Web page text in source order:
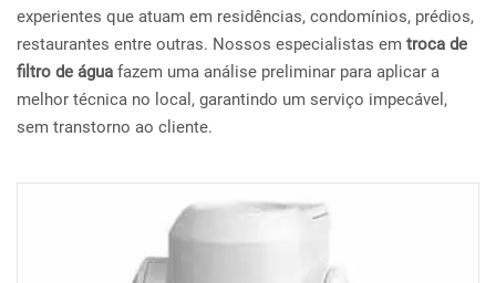
experientes que atuam em residências, condomínios, prédios,
restaurantes entre outras. Nossos especialistas em troca de
filtro de água fazem uma análise preliminar para aplicar a
melhor técnica no local, garantindo um serviço impecável,
sem transtorno ao cliente.